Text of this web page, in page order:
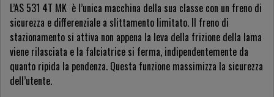
L’AS 531 4T MK è l’unica macchina della sua classe con un freno di
sicurezza e differenziale a slittamento limitato. Il freno di
stazionamento si attiva non appena la leva della frizione della lama
viene rilasciata e la falciatrice si ferma, indipendentemente da
quanto ripida la pendenza. Questa funzione massimizza la sicurezza
dell’utente.